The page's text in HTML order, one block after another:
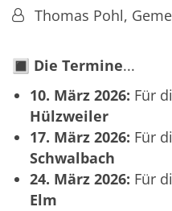
Von:Thomas Pohl,
🔳 Die Termine...
10. März 2026: Für
Hülzweiler
17. März 2026: Für
Schwalbach
24. März 2026: Für
Elm